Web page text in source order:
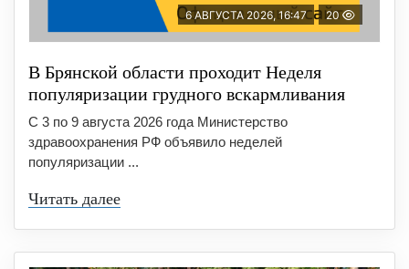
6 АВГУСТА 2026, 16:47 20
В Брянской области проходит Неделя
популяризации грудного вскармливания
С 3 по 9 августа 2026 года Министерство
здравоохранения РФ объявило неделей
популяризации ...
Читать далее